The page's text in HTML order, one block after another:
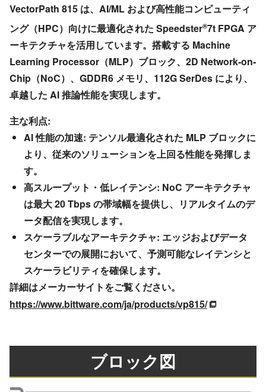
VectorPath 815 は、AI/ML および高性能コンピューティ
ング（HPC）向けに最適化された Speedster®7t FPGA ア
ーキテクチャを活用しています。搭載する Machine
Learning Processor（MLP）ブロック、2D Network-on-
Chip（NoC）、GDDR6 メモリ、112G SerDes により、
卓越した AI 推論性能を実現します。
主な利点:
AI 性能の加速: テンソル最適化された MLP ブロックに
より、従来のソリューションを上回る性能を発揮しま
す。
高スループット・低レイテンシ: NoC アーキテクチャ
は最大 20 Tbps の帯域幅を提供し、リアルタイムのデ
ータ配信を実現します。
スケーラブルなアーキテクチャ: エッジおよびデータ
センターでの展開において、予測可能なレイテンシと
スケーラビリティを確保します。
詳細はメーカーサイトをご覧ください。
https://www.bittware.com/ja/products/vp815/
ブロック図